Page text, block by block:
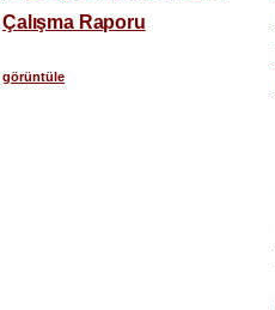
Çalışma Raporu
görüntüle